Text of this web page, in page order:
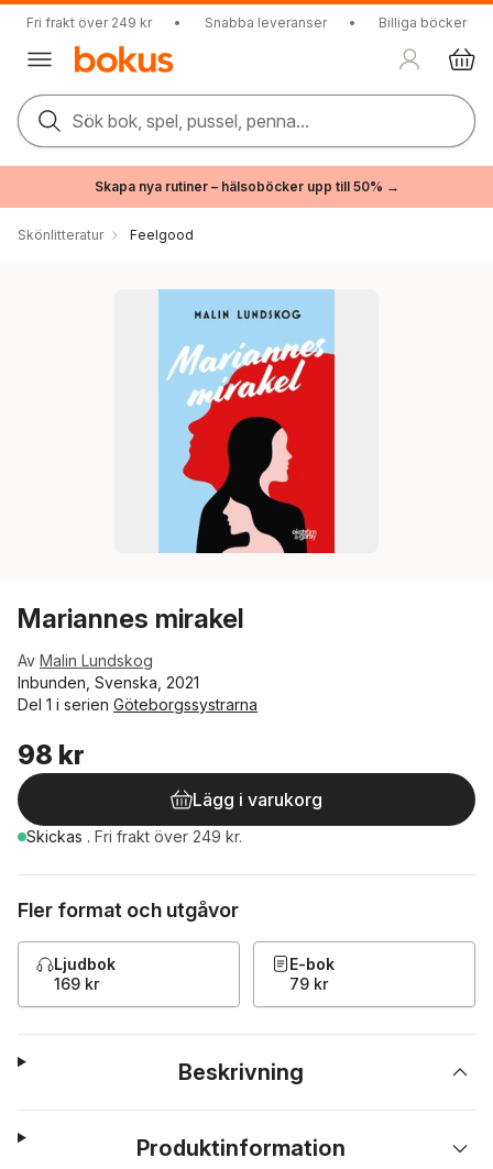
Fri frakt över 249 kr • Snabba leveranser • Billiga böcker
Sök bok, spel, pussel, penna...
Skapa nya rutiner – hälsoböcker upp till 50% →
Skönlitteratur Feelgood
Mariannes mirakel
Av Malin Lundskog
Inbunden, Svenska, 2021
Del 1 i serien Göteborgssystrarna
98 kr
Lägg i varukorg
Skickas . Fri frakt över 249 kr.
Fler format och utgåvor
Ljudbok
169 kr
E-bok
79 kr
Beskrivning
Produktinformation